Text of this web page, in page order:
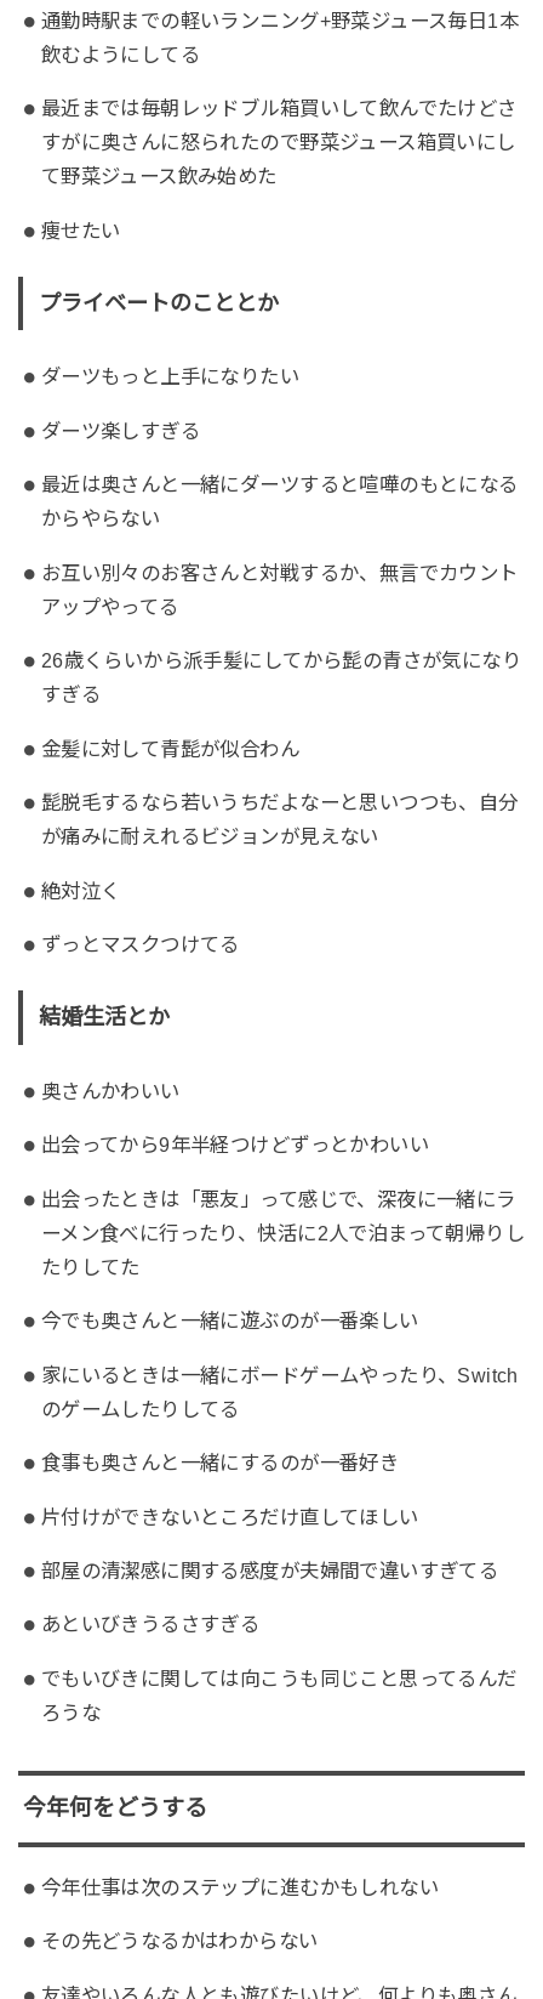
通勤時駅までの軽いランニング+野菜ジュース毎日1本
飲むようにしてる
最近までは毎朝レッドブル箱買いして飲んでたけどさ
すがに奥さんに怒られたので野菜ジュース箱買いにし
て野菜ジュース飲み始めた
痩せたい
プライベートのこととか
ダーツもっと上手になりたい
ダーツ楽しすぎる
最近は奥さんと一緒にダーツすると喧嘩のもとになる
からやらない
お互い別々のお客さんと対戦するか、無言でカウント
アップやってる
26歳くらいから派手髪にしてから髭の青さが気になり
すぎる
金髪に対して青髭が似合わん
髭脱毛するなら若いうちだよなーと思いつつも、自分
が痛みに耐えれるビジョンが見えない
絶対泣く
ずっとマスクつけてる
結婚生活とか
奥さんかわいい
出会ってから9年半経つけどずっとかわいい
出会ったときは「悪友」って感じで、深夜に一緒にラ
ーメン食べに行ったり、快活に2人で泊まって朝帰りし
たりしてた
今でも奥さんと一緒に遊ぶのが一番楽しい
家にいるときは一緒にボードゲームやったり、Switch
のゲームしたりしてる
食事も奥さんと一緒にするのが一番好き
片付けができないところだけ直してほしい
部屋の清潔感に関する感度が夫婦間で違いすぎてる
あといびきうるさすぎる
でもいびきに関しては向こうも同じこと思ってるんだ
ろうな
今年何をどうする
今年仕事は次のステップに進むかもしれない
その先どうなるかはわからない